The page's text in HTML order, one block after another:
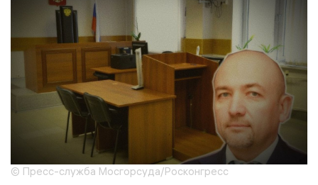
© Пресс-служба Мосгорсуда/Росконгресс